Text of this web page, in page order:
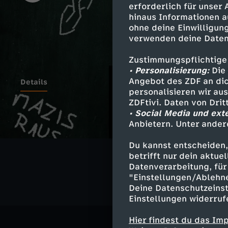
erforderlich für unser
hinaus Informationen
ohne deine
verwenden deine
• Personalisierung:Die
Angebot des ZDF an
personalisieren wir
ZDFtivi. Daten von
• Social Media und
Anbietern. Unter
Du kannst
betrifft nur dein
Datenverarbeitung,
"Einstellungen/
Deine
Einstellungen
Hier findest du das
Details
Ähnliche
Comedy